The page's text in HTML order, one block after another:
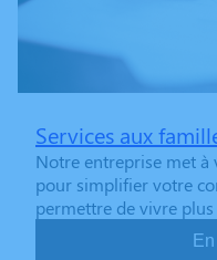
Services aux
Notre entreprise met à
pour simplifier votre
permettre de vivre